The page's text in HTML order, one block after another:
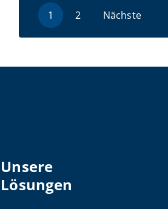
1 2 Nächste
Unsere
Lösungen